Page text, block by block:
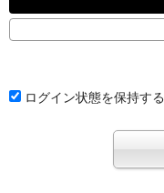
ログイン状態を保持する